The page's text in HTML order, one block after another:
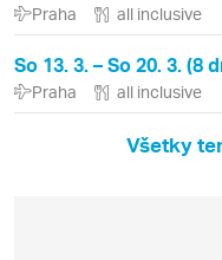
Praha all inclusive
So 13. 3. – So 20. 3. (8
Praha all inclusive
Všetky